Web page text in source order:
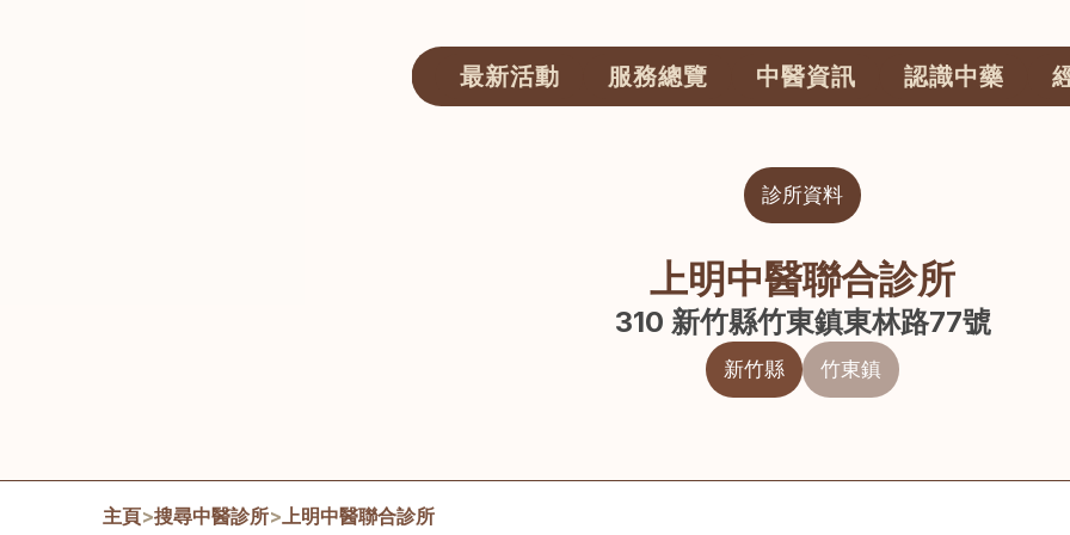
最新活動 服務總覽 中醫資訊 認識中藥
診所資料
上明中醫聯合診所
310 新竹縣竹東鎮東林路77號
新竹縣 竹東鎮
主頁>搜尋中醫診所>上明中醫聯合診所